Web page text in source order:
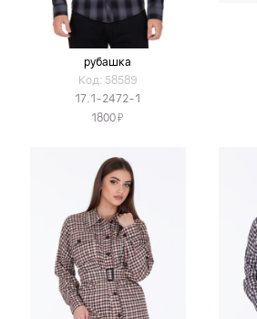
рубашка
Код: 58589
17.1-2472-1
1800Я